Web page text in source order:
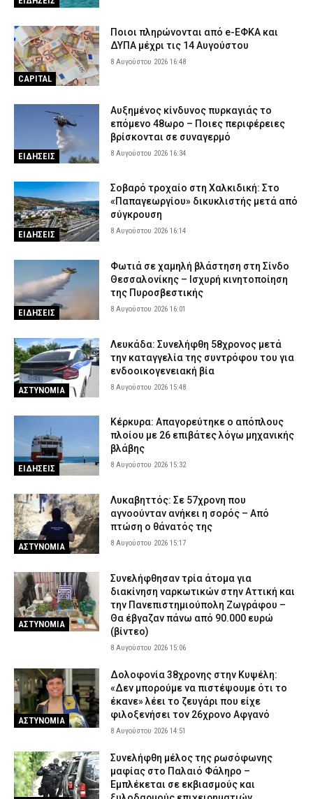
Marfin: «Στις φωτογραφίες της επίθεσης δεν είναι η εντολέας
γίνει και το 2022»
ΑΣΤΥΝΟΜΙΑ 8 Αυγούστου 2026 10:00
CAPITAL
Ποιοι πληρώνονται από e-ΕΦΚΑ και
ΔΥΠΑ μέχρι τις 14 Αυγούστου
8 Αυγούστου 2026 16:48
ΕΙΔΗΣΕΙΣ
Αυξημένος κίνδυνος πυρκαγιάς το
επόμενο 48ωρο – Ποιες περιφέρειες
βρίσκονται σε συναγερμό
8 Αυγούστου 2026 16:34
ΕΙΔΗΣΕΙΣ
Σοβαρό τροχαίο στη Χαλκιδική: Στο
«Παπαγεωργίου» δικυκλιστής μετά από
σύγκρουση
8 Αυγούστου 2026 16:14
ΕΙΔΗΣΕΙΣ
Φωτιά σε χαμηλή βλάστηση στη Σίνδο
Θεσσαλονίκης – Ισχυρή κινητοποίηση
της Πυροσβεστικής
8 Αυγούστου 2026 16:01
ΑΣΤΥΝΟΜΙΑ
Λευκάδα: Συνελήφθη 58χρονος μετά
την καταγγελία της συντρόφου του για
ενδοοικογενειακή βία
8 Αυγούστου 2026 15:48
ΕΙΔΗΣΕΙΣ
Κέρκυρα: Απαγορεύτηκε ο απόπλους
πλοίου με 26 επιβάτες λόγω μηχανικής
βλάβης
8 Αυγούστου 2026 15:32
ΑΣΤΥΝΟΜΙΑ
Λυκαβηττός: Σε 57χρονη που
αγνοούνταν ανήκει η σορός – Από
πτώση ο θάνατός της
8 Αυγούστου 2026 15:17
ΑΣΤΥΝΟΜΙΑ
Συνελήφθησαν τρία άτομα για
διακίνηση ναρκωτικών στην Αττική και
την Πανεπιστημιούπολη Ζωγράφου –
Θα έβγαζαν πάνω από 90.000 ευρώ
(βίντεο)
8 Αυγούστου 2026 15:06
ΑΣΤΥΝΟΜΙΑ
Δολοφονία 38χρονης στην Κυψέλη:
«Δεν μπορούμε να πιστέψουμε ότι το
έκανε» λέει το ζευγάρι που είχε
φιλοξενήσει τον 26χρονο Αφγανό
8 Αυγούστου 2026 14:51
Συνελήφθη μέλος της ρωσόφωνης
μαφίας στο Παλαιό Φάληρο –
Εμπλέκεται σε εκβιασμούς και